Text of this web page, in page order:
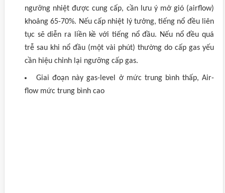
ngưỡng nhiệt được cung cấp, cần lưu ý mở gió (airflow)
khoảng 65-70%. Nếu cấp nhiệt lý tưởng, tiếng nổ đều liên
tục sẽ diễn ra liền kề với tiếng nổ đầu. Nếu nổ đều quá
trễ sau khi nổ đầu (một vài phút) thường do cấp gas yếu
cần hiệu chỉnh lại ngưỡng cấp gas.
Giai đoạn này gas-level ở mức trung bình thấp, Air-
flow mức trung bình cao